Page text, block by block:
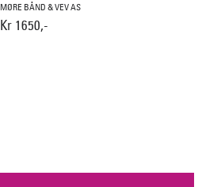
MØRE BÅND & VEV AS
Kr 1650,-